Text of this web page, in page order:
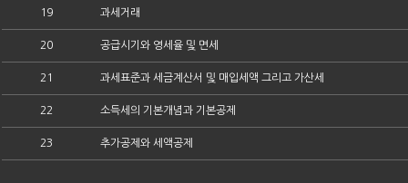
19 과세거래
20 공급시기와 영세율 및 면세
21 과세표준과 세금계산서 및 매입세액 그리고 가산세
22 소득세의 기본개념과 기본공제
23 추가공제와 세액공제